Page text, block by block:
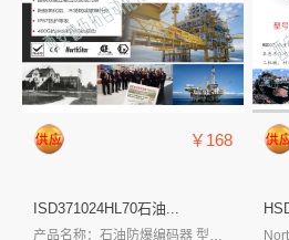
￥168
ISD371024HL70石油...
产品名称：石油防爆编码器 型号：ISD...